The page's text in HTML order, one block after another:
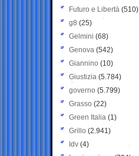
Futuro e Libertà (510)
g8 (25)
Gelmini (68)
Genova (542)
Giannino (10)
Giustizia (5.784)
governo (5.799)
Grasso (22)
Green Italia (1)
Grillo (2.941)
Idv (4)